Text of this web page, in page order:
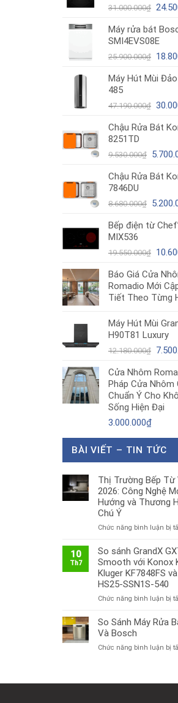
31.000.000₫ Giá
là:
Máy rửa bát
SMI4EVS08E
25.900.000₫ Giá
là:
Máy Hút Mùi
485
47.190.000₫ Giá
là:
Chậu Rửa Bát
8251TD
9.530.000₫ Giá
là:
Chậu Rửa Bát
7846DU
8.680.000₫ Giá
là:
Bếp điện từ
MIX536
19.550.000₫ Giá
là:
Báo Giá Cửa
Romadio Mới
Tiết Theo Từng
Máy Hút Mùi
H90T81 Luxury
12.180.000₫ Giá
là:
Cửa Nhôm
Pháp Cửa Nhôm
Chuẩn Ý Cho
Sống Hiện Đại
3.000.000₫
BÀI VIẾT – TIN TỨC
Thị Trường Bếp Từ
2026: Công Nghệ
Hướng và Thương
Chú Ý
Chức năng bình luận bị
10
Th7
So sánh GrandX
Smooth với Konox
Kluger KF7848FS
HS25-SSN1S-540
Chức năng bình luận bị
So Sánh Máy Rửa
Và Bosch
Chức năng bình luận bị